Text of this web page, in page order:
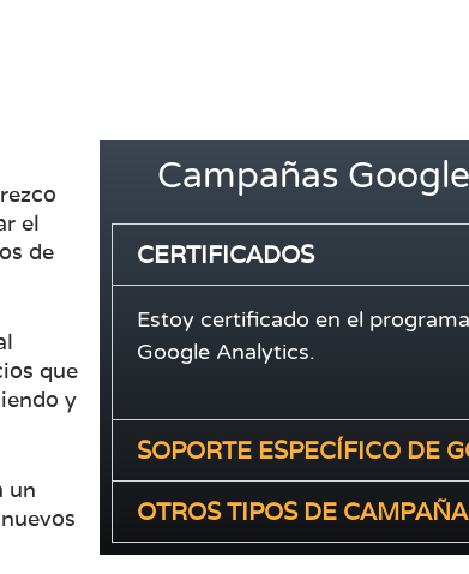
el
de
que
y
un
Campañas
CERTIFICADOS
Estoy certificado en el
Google Analytics.
SOPORTE ESPECÍFICO DE
OTROS TIPOS DE